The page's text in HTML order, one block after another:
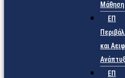
Μάθηση
ΕΠ
και
ΕΠ